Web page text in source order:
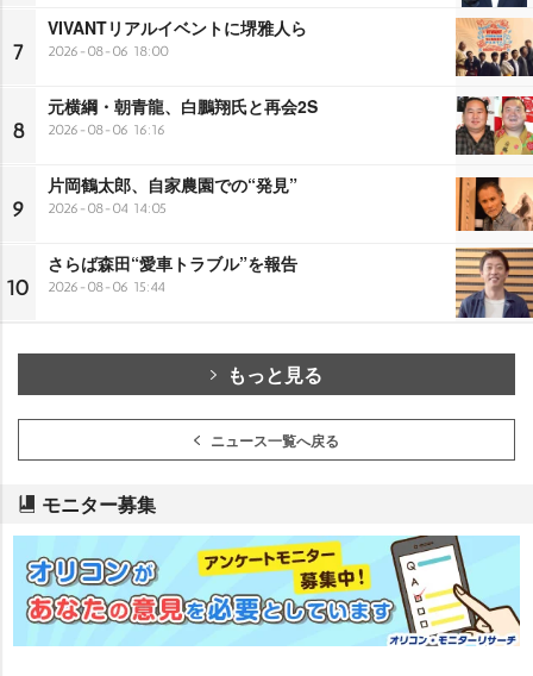
7
VIVANTリアルイベントに堺雅人ら
2026-08-06 18:00
8
元横綱・朝青龍、白鵬翔氏と再会2S
2026-08-06 16:16
9
片岡鶴太郎、自家農園での“発見”
2026-08-04 14:05
10
さらば森田“愛車トラブル”を報告
2026-08-06 15:44
もっと見る
ニュース一覧へ戻る
モニター募集